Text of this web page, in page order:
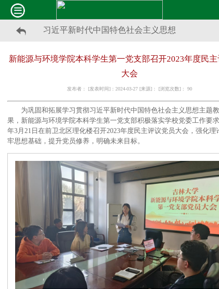
习近平新时代中国特色社会主义思想
新能源与环境学院本科学生第一党支部召开2023年度民
大会
发布者： [发表时间]：2024-03-27 [来源]： [浏览次数]： 90
为巩固和拓展学习贯彻习近平新时代中国特色社会主义思想主题
果，新能源与环境学院本科学生第一党支部积极落实学校党委工作要
年3月21日在前卫北区理化楼召开2023年度民主评议党员大会，强化理
牢思想基础，提升党员修养，明确未来目标。